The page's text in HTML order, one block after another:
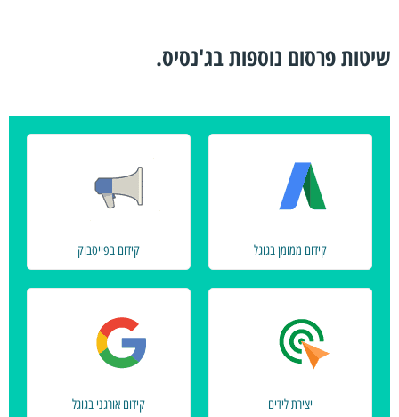
שיטות פרסום נוספות בג'נסיס.
קידום ממומן בגוגל
יצירת לידים
קידום בפייסבוק
קידום אורגני בגוגל